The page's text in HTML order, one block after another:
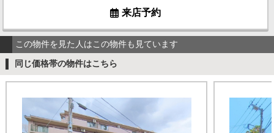
来店予約
この物件を見た人はこの物件も見ています
同じ価格帯の物件はこちら